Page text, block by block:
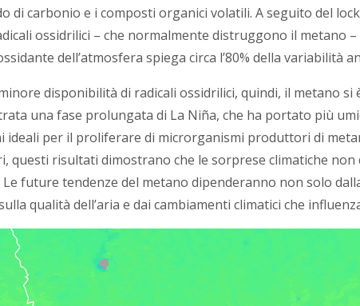
di carbonio e i composti organici volatili. A seguito del
ossidrilici – che normalmente distruggono il metano
dell’atmosfera spiega circa l’80% della variabilità
disponibilità di radicali ossidrilici, quindi, il metano
una fase prolungata di La Niña, che ha portato più
ideali per il proliferare di microrganismi produttori di
questi risultati dimostrano che le sorprese climatiche
future tendenze del metano dipenderanno non solo
qualità dell’aria e dai cambiamenti climatici che